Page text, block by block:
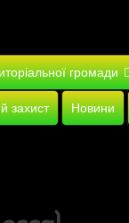
громади
захист Новини